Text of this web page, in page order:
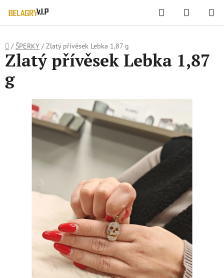
WIDGET HODNOCENÍ OBCHODU
Přejít
na
Hledat
KOŠÍK
Domů
/ ŠPERKY / Zlatý přívěsek Lebka 1,87 g
Zlatý přívěsek Lebka 1,87
g